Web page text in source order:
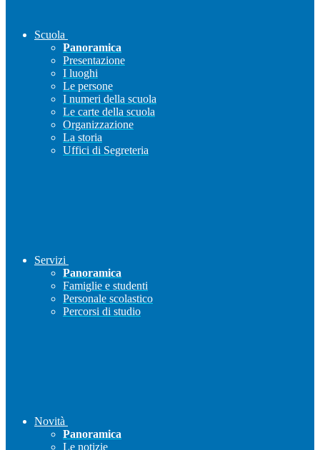
Scuola
Panoramica
Presentazione
I luoghi
Le persone
I numeri della scuola
Le carte della scuola
Organizzazione
La storia
Uffici di Segreteria
Servizi
Panoramica
Famiglie e studenti
Personale scolastico
Percorsi di studio
Novità
Panoramica
Le notizie